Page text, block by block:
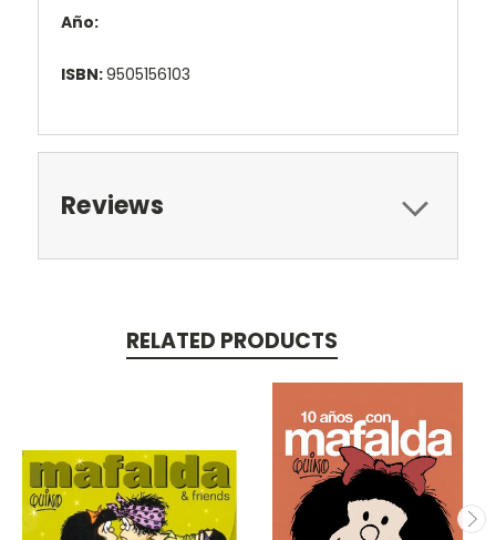
Año:
ISBN:9505156103
Reviews
RELATED PRODUCTS